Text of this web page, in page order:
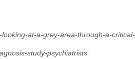
at-a-grey-area-through-a-
study-psychiatrists